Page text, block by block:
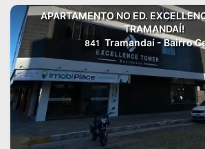
APARTAMENTO NO ED.
TRAMANDAÍ!
841 Tramandaí - Bairro